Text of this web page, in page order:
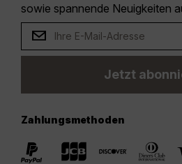
sowie spannende Neuigkeiten
Jetzt
Zahlungsmethoden